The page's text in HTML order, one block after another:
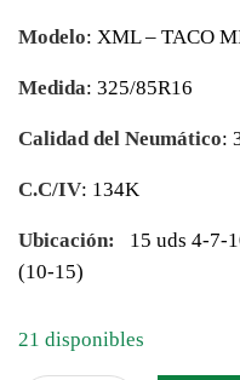
Modelo: XML – TACO
Medida: 325/85R16
Calidad del Neumático:
C.C/IV: 134K
Ubicación:
15 uds 4-7-
(10-15)
21 disponibles